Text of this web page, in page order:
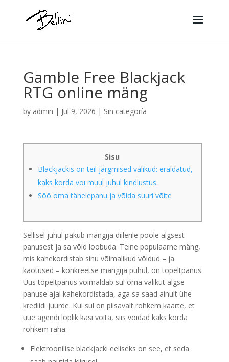
Gamble Free Blackjack
RTG online mäng
by admin | Jul 9, 2026 | Sin categoría
Sisu
Blackjackis on teil järgmised valikud: eraldatud,
kaks korda või muul juhul kindlustus.
Söö oma tähelepanu ja võida suuri võite
Sellisel juhul pakub mängija diilerile poole algsest
panusest ja sa võid loobuda. Teine populaarne mäng,
mis kahekordistab sinu võimalikud võidud – ja
kaotused – konkreetse mängija puhul, on topeltpanus.
Uus topeltpanus võimaldab sul oma valikut algse
panuse ajal kahekordistada, aga sa saad ainult ühe
krediidi juurde. Kui sul on piisavalt rohkem kaarte, et
uue agendi lõplik käsi võita, siis võidad kaks korda
rohkem raha.
Elektroonilise blackjacki eeliseks on see, et seda